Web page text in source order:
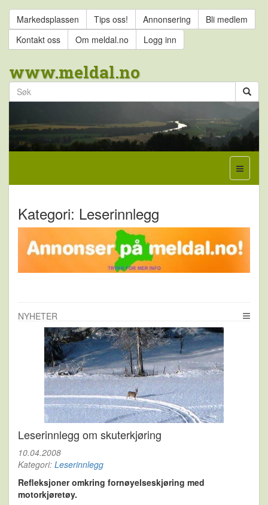
Markedsplassen Tips oss! Annonsering
Bli medlem
Kontakt oss
Om meldal.no Logg inn
www.meldal.no
Kategori: Leserinnlegg
NYHETER
Leserinnlegg om skuterkjøring
10.04.2008
Kategori: Leserinnlegg
Refleksjoner omkring fornøyelseskjøring med
motorkjøretøy.